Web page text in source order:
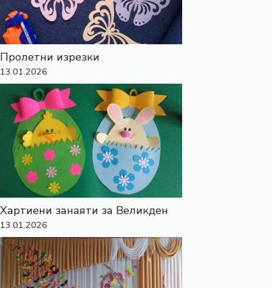
Пролетни изрезки
13.01.2026
Хартиени занаяти за Великден
13.01.2026